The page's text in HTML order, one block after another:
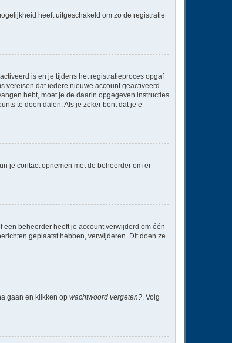
heeft uitgeschakeld om zo de registratie
is en je tijdens het registratieproces opgaf
vereisen dat iedere nieuwe account geactiveerd
hebt, moet je de daarin opgegeven instructies
te doen dalen. Als je zeker bent dat je e-
je contact opnemen met de beheerder om er
beheerder heeft je account verwijderd om één
geplaatst hebben, verwijderen. Dit doen ze
gaan en klikken op wachtwoord vergeten?. Volg